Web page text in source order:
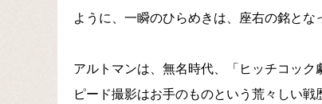
ように、一瞬のひらめきは、座右の銘とな
アルトマンは、無名時代、「ヒッチコッ
ピード撮影はお手のものという荒々しい